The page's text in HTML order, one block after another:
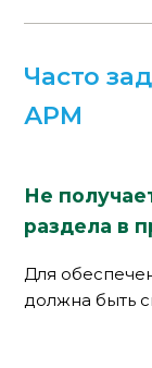
Часто
АРМ
Не
раздела в
Для
должна быть